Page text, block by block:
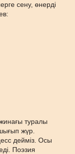
сену, өнерді
туралы
жүр.
дейміз. Осы
Поэзия